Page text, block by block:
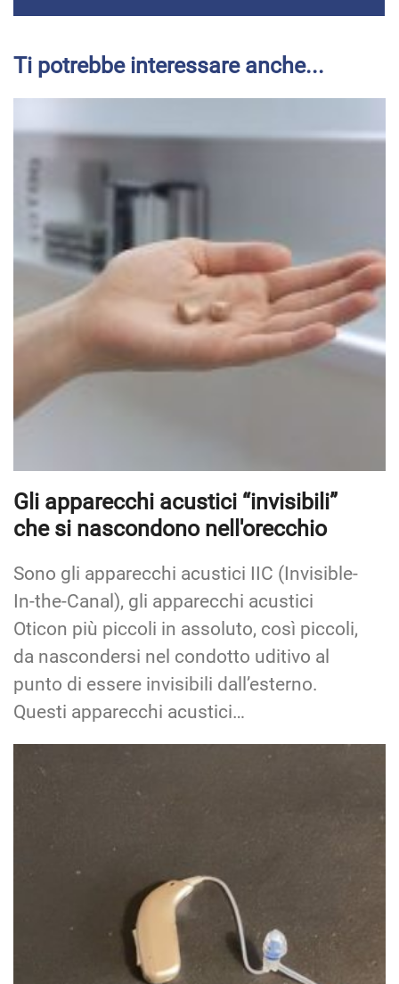
Ti potrebbe interessare anche...
Gli apparecchi acustici “invisibili”
che si nascondono nell'orecchio
Sono gli apparecchi acustici IIC (Invisible-
In-the-Canal), gli apparecchi acustici
Oticon più piccoli in assoluto, così piccoli,
da nascondersi nel condotto uditivo al
punto di essere invisibili dall’esterno.
Questi apparecchi acustici…